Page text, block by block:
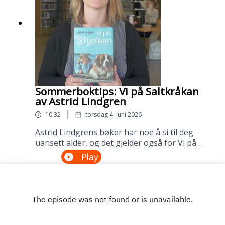
Sommerboktips: Vi på Saltkråkan
av Astrid Lindgren
10:32 | torsdag 4. juni 2026
Astrid Lindgrens bøker har noe å si til deg
uansett alder, og det gjelder også for Vi på
Saltkråkan. Dette er den eneste Lindgren-
boken som ble skrevet etter filmatiseringen,
generasjon. Lån den på biblioteket ditt!---
Innspilt på Sandnes bibliotek i april
Play